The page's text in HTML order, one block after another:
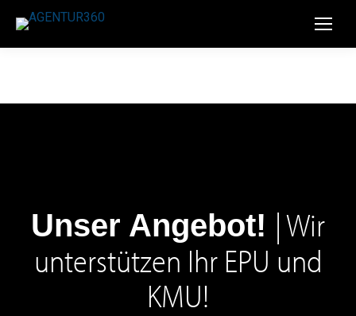
Unser Angebot! | Wir
unterstützen Ihr EPU und
KMU!